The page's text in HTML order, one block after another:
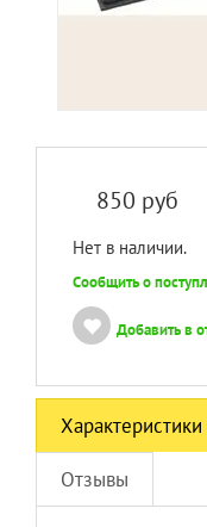
850 руб
Нет в наличии.
Сообщить о
Добавить в
Характеристики
Отзывы